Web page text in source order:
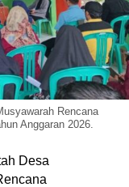
Rencana
Anggaran 2026.
Desa